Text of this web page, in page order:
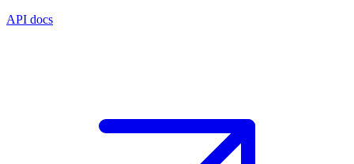
API docs